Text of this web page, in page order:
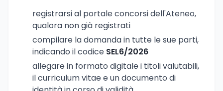
registrarsi al portale concorsi dell'Ateneo,
qualora non già registrati
compilare la domanda in tutte le sue parti,
indicando il codice SEL6/2026
allegare in formato digitale i titoli valutabili,
il curriculum vitae e un documento di